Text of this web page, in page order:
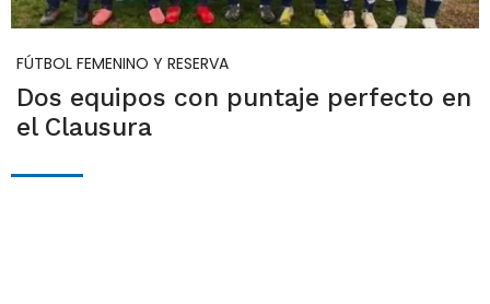
FÚTBOL FEMENINO Y RESERVA
Dos equipos con puntaje perfecto en
el Clausura